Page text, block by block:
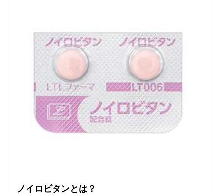
ノイロビタンとは？